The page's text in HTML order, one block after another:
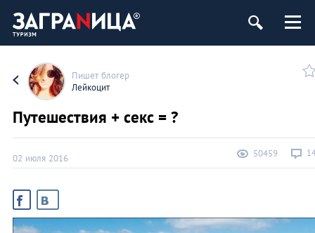
Пишет блогер
Лейкоцит
Путешествия + секс = ?
02 июля 2016 50459